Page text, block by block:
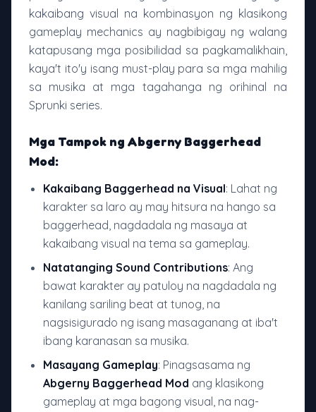
kakaibang visual na kombinasyon ng klasikong
gameplay mechanics ay nagbibigay ng walang
katapusang mga posibilidad sa pagkamalikhain,
kaya't ito'y isang must-play para sa mga mahilig
sa musika at mga tagahanga ng orihinal na
Sprunki series.
Mga Tampok ng Abgerny Baggerhead
Mod:
Kakaibang Baggerhead na Visual: Lahat ng
karakter sa laro ay may hitsura na hango sa
baggerhead, nagdadala ng masaya at
kakaibang visual na tema sa gameplay.
Natatanging Sound Contributions: Ang
bawat karakter ay patuloy na nagdadala ng
kanilang sariling beat at tunog, na
nagsisigurado ng isang masaganang at iba't
ibang karanasan sa musika.
Masayang Gameplay: Pinagsasama ng
Abgerny Baggerhead Mod ang klasikong
gameplay at mga bagong visual, na nag-